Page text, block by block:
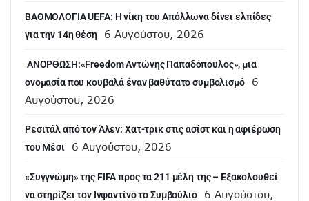
ΒΑΘΜΟΛΟΓΙΑ UEFA: Η νίκη του Απόλλωνα δίνει ελπίδες
για την 14η θέση
6 Αυγούστου, 2026
ANOΡΘΩΣΗ:«Freedom Αντώνης Παπαδόπουλος», μια
ονομασία που κουβαλά έναν βαθύτατο συμβολισμό
6
Αυγούστου, 2026
Ρεσιτάλ από τον Άλεν: Χατ-τρικ στις ασίστ και η αφιέρωση
του Μέσι
6 Αυγούστου, 2026
«Συγγνώμη» της FIFA προς τα 211 μέλη της – Εξακολουθεί
να στηρίζει τον Ινφαντίνο το Συμβούλιο
6 Αυγούστου,